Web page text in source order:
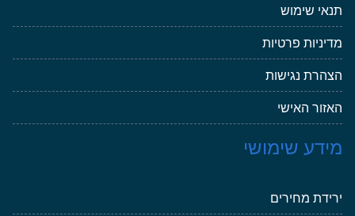
תנאי שימוש
מדיניות פרטיות
הצהרת נגישות
האזור האישי
מידע שימושי
ירידת מחירים